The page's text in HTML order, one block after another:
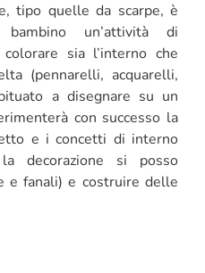
tipo quelle da scarpe, è
un’attività di
sia l’interno che
(pennarelli, acquarelli,
a disegnare su un
con successo la
e i concetti di interno
decorazione si posso
e fanali) e costruire delle